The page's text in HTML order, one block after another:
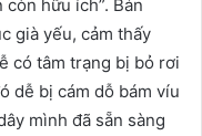
hữu ích”. Bản
già yếu, cảm thấy
có tâm trạng bị bỏ rơi
dễ bị cám dỗ bám víu
mình đã sẵn sàng